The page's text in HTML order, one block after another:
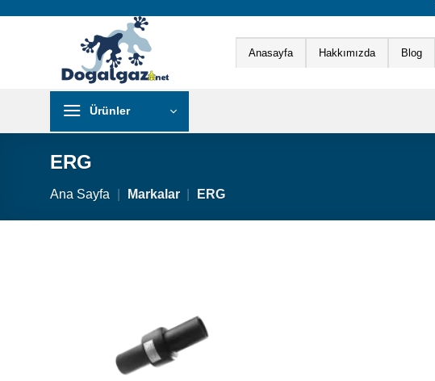
Anasayfa Hakkımızda Blog
Ürünler
ERG
Ana Sayfa Markalar ERG